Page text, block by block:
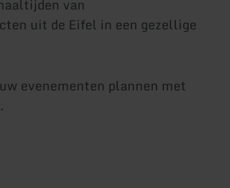
van
uit de Eifel in een gezellige
evenementen plannen met